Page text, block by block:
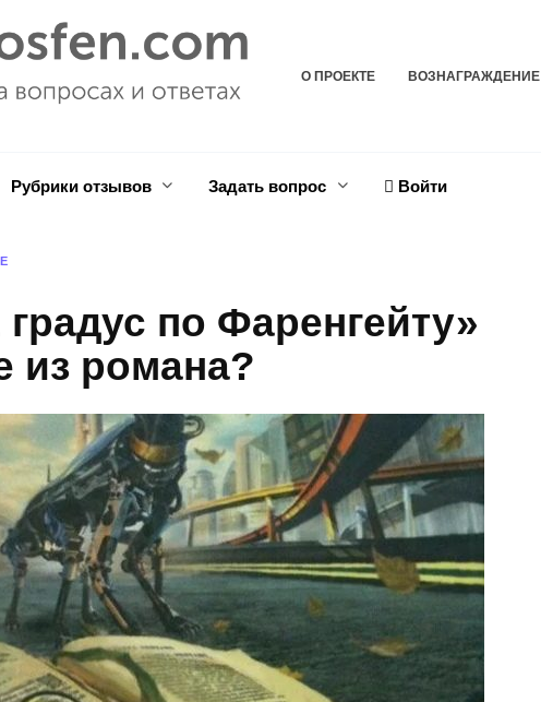
О ПРОЕКТЕ ВОЗНАГРАЖДЕНИЕ
Рубрики отзывов Задать вопрос Войти
по Фаренгейту»
из романа?